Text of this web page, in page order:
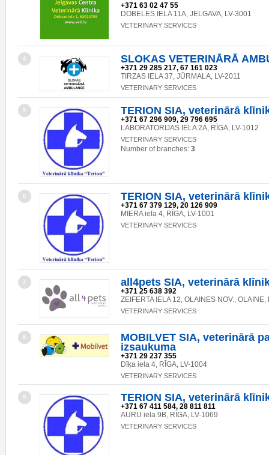
+371 63 02 47 55
DOBELES IELA 11A, JELGAVA, LV-3001
VETERINARY SERVICES
4 SLOKAS VETERINĀRĀ
+371 29 285 217, 67 161 023
TIRZAS IELA 37, JŪRMALA, LV-2011
VETERINARY SERVICES
5 TERION SIA, veterinārā
+371 67 296 909, 29 796 695
LABORATORIJAS IELA 2A, RĪGA, LV-1012
VETERINARY SERVICES
Number of branches: 3
6 TERION SIA, veterinārā
+371 67 379 129, 20 126 909
MIERA iela 4, RĪGA, LV-1001
VETERINARY SERVICES
7 all4pets SIA, veterinārā
+371 25 638 392
ZEIFERTA IELA 12, OLAINES NOV., OLAINE,
VETERINARY SERVICES
8
MOBILVET SIA, veterinārā
izsaukuma
+371 29 237 355
Dīķa iela 4, RĪGA, LV-1004
VETERINARY SERVICES
9 TERION SIA, veterinārā
+371 67 411 584, 28 811 811
AURU iela 9B, RĪGA, LV-1069
VETERINARY SERVICES